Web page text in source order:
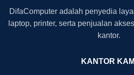
DifaComputer adalah penyedia
laptop, printer, serta penjualan
kantor.
KANTOR KAMI